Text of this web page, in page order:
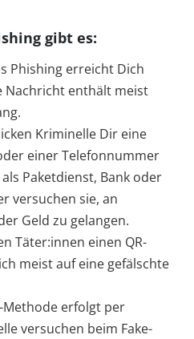
gibt es:
Phishing erreicht Dich
Nachricht enthält meist
Kriminelle Dir eine
einer Telefonnummer
Paketdienst, Bank oder
versuchen sie, an
Geld zu gelangen.
Täter:innen einen QR-
meist auf eine gefälschte
Methode erfolgt per
versuchen beim Fake-